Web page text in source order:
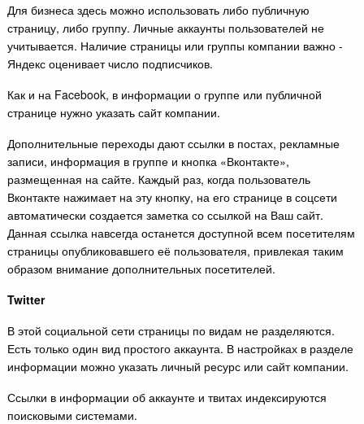
Для бизнеса здесь можно использовать либо публичную
страницу, либо группу. Личные аккаунты пользователей не
учитывается. Наличие страницы или группы компании важно -
Яндекс оценивает число подписчиков.
Как и на Facebook, в информации о группе или публичной
странице нужно указать сайт компании.
Дополнительные переходы дают ссылки в постах, рекламные
записи, информация в группе и кнопка «Вконтакте»,
размещенная на сайте. Каждый раз, когда пользователь
Вконтакте нажимает на эту кнопку, на его странице в соцсети
автоматически создается заметка со ссылкой на Ваш сайт.
Данная ссылка навсегда останется доступной всем посетителям
страницы опубликовавшего её пользователя, привлекая таким
образом внимание дополнительных посетителей.
Twitter
В этой социальной сети страницы по видам не разделяются.
Есть только один вид простого аккаунта. В настройках в разделе
информации можно указать личный ресурс или сайт компании.
Ссылки в информации об аккаунте и твитах индексируются
поисковыми системами.